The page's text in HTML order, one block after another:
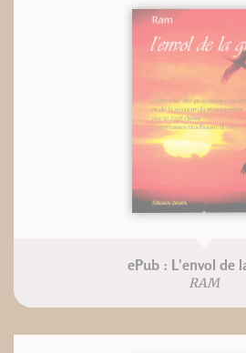
ePub : L'envol de
RAM